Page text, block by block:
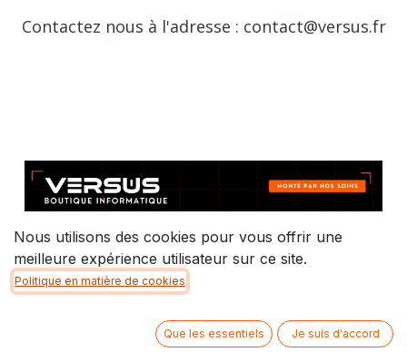
Contactez nous à l'adresse : contact@versus.fr
Nous utilisons des cookies pour vous offrir une
meilleure expérience utilisateur sur ce site.
Politique en matière de cookies
Que les essentiels Je suis d'accord